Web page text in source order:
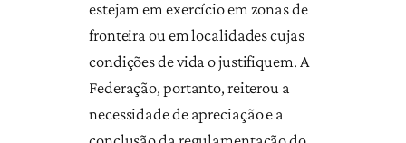
estejam em exercício em zonas de
fronteira ou em localidades cujas
condições de vida o justifiquem. A
Federação, portanto, reiterou a
necessidade de apreciação e a